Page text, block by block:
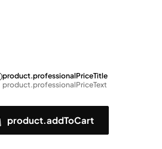
product.professionalPriceTitle
product.professionalPriceText
product.addToCart